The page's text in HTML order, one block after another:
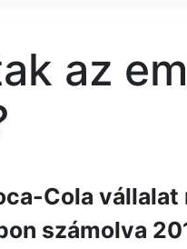
az
Cola
számolva